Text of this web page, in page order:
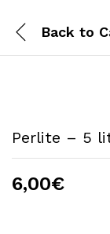
Back to
Perlite – 5
6,00€